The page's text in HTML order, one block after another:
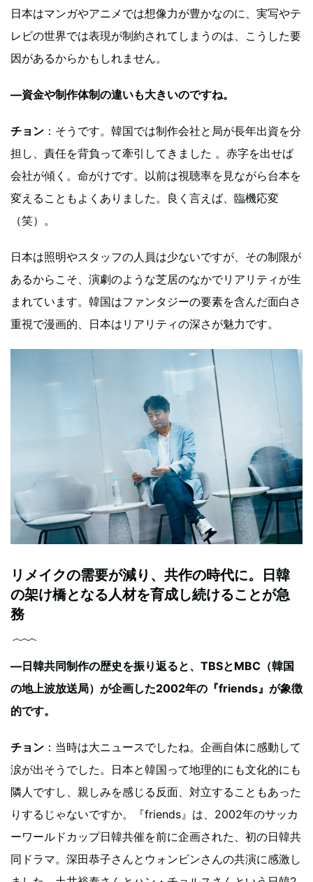
日本はマンガやアニメでは想像力が豊かなのに、実写やテ
レビの世界では表現が制約されてしまうのは、こうした要
因があるからかもしれません。
—資金や制作体制の違いも大きいのですね。
チョン ：そうです。韓国では制作会社と局が長年出資を分
担し、責任を背負って牽引してきました 。赤字を出せば
会社が傾く。命がけです。以前は視聴率を見ながら台本を
変えることもよくありました。良く言えば、臨機応変
（笑）。
日本は照明やスタッフの人員は少ないですが、その制限が
あるからこそ、演劇のような芝居のなかでリアリティが生
まれています。韓国はファンタジーの要素を含んだ面白さ
重視で漫画的、日本はリアリティの深さが魅力です。
リメイクの需要が減り、共作の時代に。日韓
の架け橋となる人材を育成し続けることが急
務
—日韓共同制作の歴史を振り返ると、TBSとMBC（韓国
の地上波放送局）が企画した2002年の『friends』が象徴
的です。
チョン ：当時は大ニュースでしたね。企画自体に感動して
涙が出そうでした。日本と韓国って地理的にも文化的にも
隣人ですし、親しみを感じる反面、対立することもあった
りするじゃないですか。『friends』は、2002年のサッカ
ーワールドカップ日韓共催を前に企画された、初の日韓共
同ドラマ。深田恭子さんとウォンビンさんの共演に感激し